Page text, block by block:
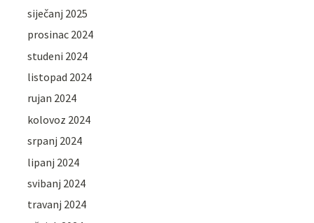
siječanj 2025
prosinac 2024
studeni 2024
listopad 2024
rujan 2024
kolovoz 2024
srpanj 2024
lipanj 2024
svibanj 2024
travanj 2024